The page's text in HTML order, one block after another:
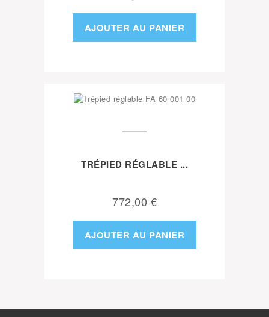
AJOUTER AU PANIER
TRÉPIED RÉGLABLE ...
772,00 €
AJOUTER AU PANIER